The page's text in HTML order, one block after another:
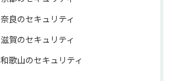
奈良のセキュリティ
滋賀のセキュリティ
和歌山のセキュリティ